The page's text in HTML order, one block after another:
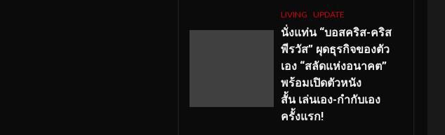
LIVING UPDATE
นั่งแท่น “บอสคริส-คริส
พีรวัส” ผุดธุรกิจของตัว
เอง “สลัดแห่งอนาคต”
พร้อมเปิดตัวหนัง
สั้น เล่นเอง-กำกับเอง
ครั้งแรก!